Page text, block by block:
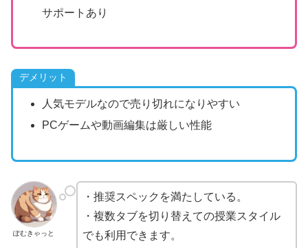
サポートあり
デメリット
人気モデルなので売り切れになりやすい
PCゲームや動画編集は厳しい性能
ぽむきゃっと
・推奨スペックを満たしている。
・複数タブを切り替えての授業スタイル
でも利用できます。